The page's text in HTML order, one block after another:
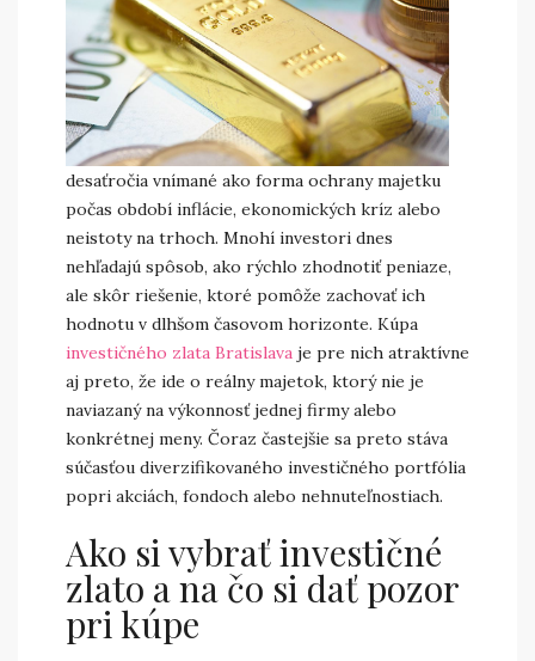
desaťročia vnímané ako forma ochrany majetku
počas období inflácie, ekonomických kríz alebo
neistoty na trhoch. Mnohí investori dnes
nehľadajú spôsob, ako rýchlo zhodnotiť peniaze,
ale skôr riešenie, ktoré pomôže zachovať ich
hodnotu v dlhšom časovom horizonte. Kúpa
investičného zlata Bratislava je pre nich atraktívne
aj preto, že ide o reálny majetok, ktorý nie je
naviazaný na výkonnosť jednej firmy alebo
konkrétnej meny. Čoraz častejšie sa preto stáva
súčasťou diverzifikovaného investičného portfólia
popri akciách, fondoch alebo nehnuteľnostiach.
Ako si vybrať investičné
zlato a na čo si dať pozor
pri kúpe